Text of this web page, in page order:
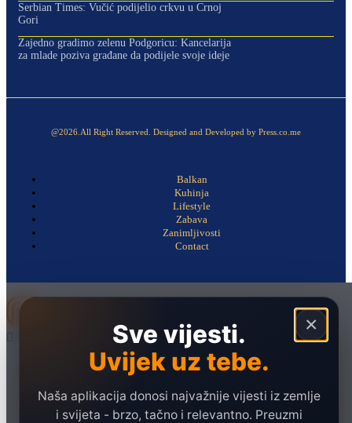
Serbian Times: Vučić podijelio crkvu u Crnoj
Gori
Zajedno gradimo zelenu Podgoricu: Kancelarija
za mlade poziva građane da podijele svoje ideje
@2026.All Right Reserved. Designed and Developed by Press.co.me
Balkan
Kuhinja
Lifestyle
Zabava
Zanimljivosti
Contact
×
Sve vijesti.
Uvijek uz tebe.
Naša aplikacija donosi najvažnije vijesti iz zemlje
i svijeta - brzo, tačno i relevantno. Preuzmi
Društvo